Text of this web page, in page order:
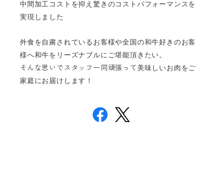
中間加工コストを抑え驚きのコストパフォーマンスを
実現しました
外食を自粛されているお客様や全国の和牛好きのお客
様へ和牛をリーズナブルにご堪能頂きたい。
そんな思いでスタッフ一同頑張って 美味しいお肉をご
家庭にお届けします！